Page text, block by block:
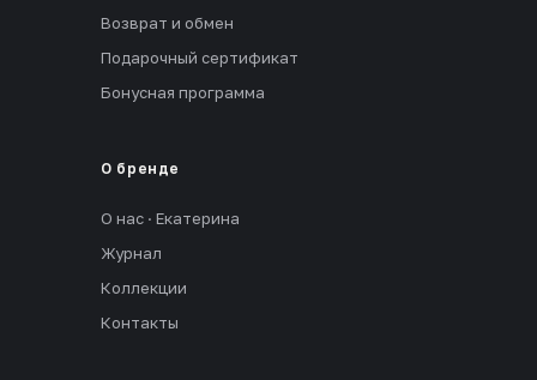
Возврат и обмен
Подарочный сертификат
Бонусная программа
О бренде
О нас · Екатерина
Журнал
Коллекции
Контакты